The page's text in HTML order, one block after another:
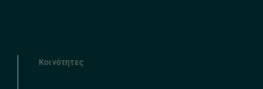
Κοινότητες